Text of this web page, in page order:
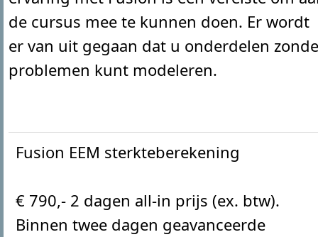
de cursus mee te kunnen doen. Er wordt
er van uit gegaan dat u onderdelen
problemen kunt modeleren.
Fusion EEM sterkteberekening
€ 790,- 2 dagen all-in prijs (ex. btw).
Binnen twee dagen geavanceerde